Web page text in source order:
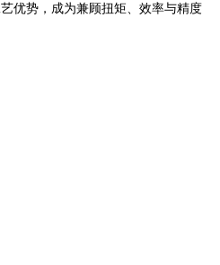
优势，成为兼顾扭矩、效率与精度